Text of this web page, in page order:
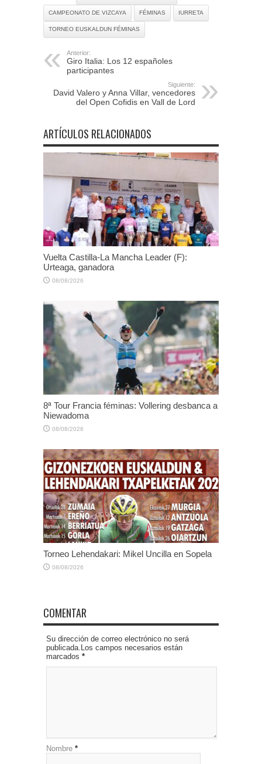
CAMPEONATO DE VIZCAYA FÉMINAS IURRETA
TORNEO EUSKALDUN FÉMINAS
Anterior:
Giro Italia: Los 12 españoles
participantes
Siguiente:
David Valero y Anna Villar, vencedores
del Open Cofidis en Vall de Lord
ARTÍCULOS RELACIONADOS
Vuelta Castilla-La Mancha Leader (F):
Urteaga, ganadora
08/08/2026
8ª Tour Francia féminas: Vollering desbanca a
Niewadoma
08/08/2026
Torneo Lehendakari: Mikel Uncilla en Sopela
08/08/2026
COMENTAR
Su dirección de correo electrónico no será
publicada.Los campos necesarios están
marcados *
Nombre *